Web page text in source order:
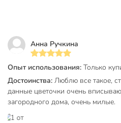
Анна Ручкина
Опыт использования: Только
Достоинства: Люблю все такое,
данные цветочки очень
загородного дома, очень милые.